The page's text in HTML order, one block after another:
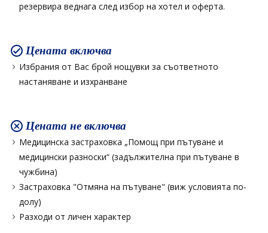
резервира веднага след избор на хотел и оферта.
Цената включва
Избрания от Вас брой нощувки за съответното
настаняване и изхранване
Цената не включва
Медицинска застраховка „Помощ при пътуване и
медицински разноски“ (задължителна при пътуване в
чужбина)
Застраховка "Отмяна на пътуване" (виж условията по-
долу)
Разходи от личен характер